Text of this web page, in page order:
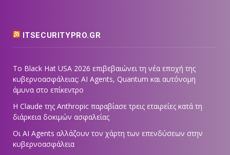
ITSECURITYPRO.GR
Το Black Hat USA 2026 επιβεβαιώνει τη νέα εποχή της
κυβερνοασφάλειας: AI Agents, Quantum και αυτόνομη
άμυνα στο επίκεντρο
Η Claude της Anthropic παραβίασε τρεις εταιρείες κατά τη
διάρκεια δοκιμών ασφαλείας
Οι AI Agents αλλάζουν τον χάρτη των επενδύσεων στην
κυβερνοασφάλεια